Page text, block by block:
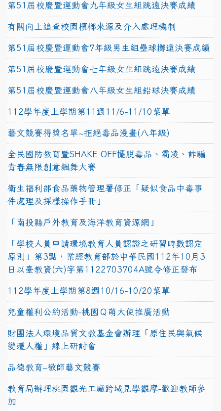
第51屆校慶暨運動會九年級女生組跳遠決賽成績
有關向上追查校園檳榔來源及介入處理機制
第51屆校慶暨運動會7年級男生組壘球擲遠決賽成績
第51屆校慶暨運動會七年級女生組跳遠決賽成績
第51屆校慶暨運動會八年級女生組鉛球決賽成績
112學年度上學期第11週11/6-11/10菜單
藝文競賽得獎名單~拒絕毒品漫畫(八年級)
全民國防教育暨SHAKE OFF擺脫毒品、霸凌、詐騙
青春無限創意飆舞大賽
衛生福利部食品藥物管理署修正「疑似食品中毒事
件處理及採樣操作手冊」
「南投縣戶外教育及海洋教育資源網」
「學校人員申請環境教育人員認證之研習時數認定
原則」第3點，業經教育部於中華民國112年10月3
日以臺教資(六)字第1122703704A號令修正發布
112學年度上學期第8週10/16-10/20菜單
兒童權利公約活動-桃園Ｑ萌大使推廣活動
財團法人環境品質文教基金會辦理「原住民與氣候
變遷人權」線上研討會
品德教育–敬師藝文競賽
教育局辦理桃園觀光工廠跨域見學觀摩-歡迎教師參
加